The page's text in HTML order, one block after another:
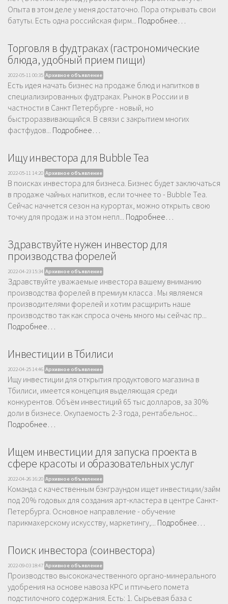
Опыта в этом деле у меня достаточно. Пора открывать свои
батуты. Есть одна российская фирм... Подробнее…
Торговля в фудтраках (гастрономические
блюда, удобный прием пищи)
2022-05-11 00:35 Архивное объявление
Есть идея начать бизнес на продаже блюд и напитков в
специализированных фудтраках. Рынок в России и в
частности в Санкт Петербурге - новый, но
быстроразвивающийся. В связи с закрытием многих
фастфудов... Подробнее…
Ищу инвестора для Bubble Tea
2022-05-11 14:20 Архивное объявление
В поисках инвестора для бизнеса. Бизнес будет заключаться
в продаже чайных напитков, если точнее то - Bubble Tea.
Сейчас начнется сезон на курортах, можно открыть свою
точку для продаж и на этом непл... Подробнее…
Здравствуйте нужен инвестор для
производства форелей
2022-04-23 15:34 Архивное объявление
Здравствуйте уважаемые инвестора вашему вниманию
производства форелей в премиум класса . Мы являемся
производителями форелей и хотим расщирить наше
производство так как спроса очень много мы сейчас пр...
Подробнее…
Инвестиции в Тбилиси
2022-04-25 14:46 Архивное объявление
Ищу инвестиции для открытия продуктового магазина в
Тбилиси, имеется концепция выделяющая среди
конкурентов. Объём инвестиций 65 тыс долларов, за 30%
доли в бизнесе. Окупаемость 2-3 года, рентабельнос...
Подробнее…
Ищем инвестиции для запуска проекта в
сфере красоты и образовательных услуг
2022-04-26 16:20 Архивное объявление
Команда с качественным бэкграундом ищет инвестиции/займ
под 20% годовых для создания арт-кластера в центре Санкт-
Петербурга. Основное направление - обучение
парикмахерскому искусству, маркетингу,... Подробнее…
Поиск инвестора (соинвестора)
2022-09-03 18:47 Архивное объявление
Производство высококачественного органо-минерального
удобрения на основе навоза КРС и птичьего помета
подстилочного содержания. Есть: 1. Сырьевая база с